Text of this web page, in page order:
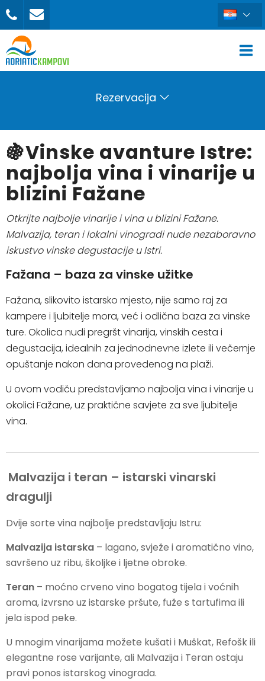
Rezervacija
POŠALJI UPIT
🍇Vinske avanture Istre:
najbolja vina i vinarije u
blizini Fažane
Otkrijte najbolje vinarije i vina u blizini Fažane.
Malvazija, teran i lokalni vinogradi nude nezaboravno
iskustvo vinske degustacije u Istri.
Fažana – baza za vinske užitke
Fažana, slikovito istarsko mjesto, nije samo raj za
kampere i ljubitelje mora, već i odlična baza za vinske
ture. Okolica nudi pregršt vinarija, vinskih cesta i
degustacija, idealnih za jednodnevne izlete ili večernje
opuštanje nakon dana provedenog na plaži.
U ovom vodiču predstavljamo najbolja vina i vinarije u
okolici Fažane, uz praktične savjete za sve ljubitelje
vina.
Malvazija i teran – istarski vinarski
dragulji
Dvije sorte vina najbolje predstavljaju Istru:
Malvazija istarska – lagano, svježe i aromatično vino,
savršeno uz ribu, školjke i ljetne obroke.
Teran – moćno crveno vino bogatog tijela i voćnih
aroma, izvrsno uz istarske pršute, fuže s tartufima ili
jela ispod peke.
U mnogim vinarijama možete kušati i Muškat, Refošk ili
elegantne rose varijante, ali Malvazija i Teran ostaju
pravi ponos istarskog vinograda.